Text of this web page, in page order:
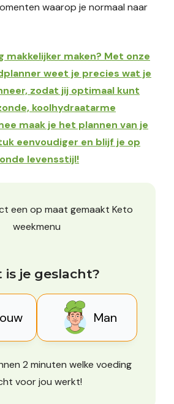
waarop je normaal naar
makkelijker maken? Met onze
weet je precies wat je
zodat jij optimaal kunt
koolhydraatarme
maak je het plannen van je
eenvoudiger en blijf je op
levensstijl!
een op maat gemaakt Keto
weekmenu
is je geslacht?
Man
2 minuten welke voeding
voor jou werkt!